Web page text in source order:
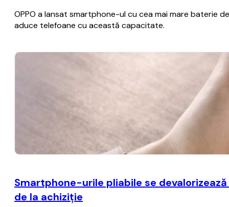
OPPO a lansat smartphone-ul cu cea mai mare baterie
aduce telefoane cu această capacitate.
Smartphone-urile pliabile se
de la achiziţie